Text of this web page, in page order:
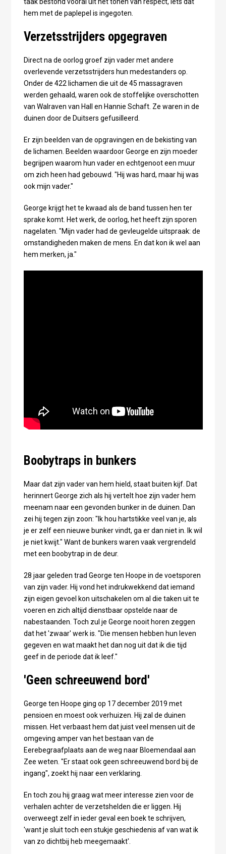
hem met de paplepel is ingegoten.
Verzetsstrijders opgegraven
Direct na de oorlog groef zijn vader met andere
overlevende verzetsstrijders hun medestanders op.
Onder de 422 lichamen die uit de 45 massagraven
werden gehaald, waren ook de stoffelijke overschotten
van Walraven van Hall en Hannie Schaft. Ze waren in de
duinen door de Duitsers gefusilleerd.
Er zijn beelden van de opgravingen en de bekisting van
de lichamen. Beelden waardoor George en zijn moeder
begrijpen waarom hun vader en echtgenoot een muur
om zich heen had gebouwd. "Hij was hard, maar hij was
ook mijn vader."
George krijgt het te kwaad als de band tussen hen ter
sprake komt. Het werk, de oorlog, het heeft zijn sporen
nagelaten. "Mijn vader had de gevleugelde uitspraak: de
omstandigheden maken de mens. En dat kon ik wel aan
hem merken, ja."
Boobytraps in bunkers
Maar dat zijn vader van hem hield, staat buiten kijf. Dat
herinnert George zich als hij vertelt hoe zijn vader hem
meenam naar een gevonden bunker in de duinen. Dan
zei hij tegen zijn zoon: "Ik hou hartstikke veel van je, als
je er zelf een nieuwe bunker vindt, ga er dan niet in. Ik wil
je niet kwijt." Want de bunkers waren vaak vergrendeld
met een boobytrap in de deur.
28 jaar geleden trad George ten Hoope in de voetsporen
van zijn vader. Hij vond het indrukwekkend dat iemand
zijn eigen gevoel kon uitschakelen om al die taken uit te
voeren en zich altijd dienstbaar opstelde naar de
nabestaanden. Toch zul je George nooit horen zeggen
dat het 'zwaar' werk is. "Die mensen hebben hun leven
gegeven en wat maakt het dan nog uit dat ik die tijd
geef in de periode dat ik leef."
'Geen schreeuwend bord'
George ten Hoope ging op 17 december 2019 met
pensioen en moest ook verhuizen. Hij zal de duinen
missen. Het verbaast hem dat juist veel mensen uit de
omgeving amper van het bestaan van de
Eerebegraafplaats aan de weg naar Bloemendaal aan
Zee weten. "Er staat ook geen schreeuwend bord bij de
ingang", zoekt hij naar een verklaring.
En toch zou hij graag wat meer interesse zien voor de
verhalen achter de verzetshelden die er liggen. Hij
overweegt zelf in ieder geval een boek te schrijven,
'want je sluit toch een stukje geschiedenis af van wat ik
van zo dichtbij heb meegemaakt'.